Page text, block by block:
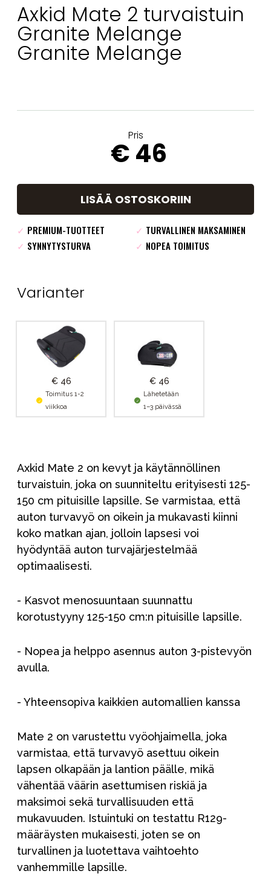
Axkid Mate 2 turvaistuin
Granite Melange
Granite Melange
Pris
€ 46
LISÄÄ OSTOSKORIIN
✓ PREMIUM-TUOTTEET ✓ TURVALLINEN MAKSAMINEN
✓ SYNNYTYSTURVA ✓ NOPEA TOIMITUS
Varianter
€ 46
Toimitus 1-2
viikkoa
€ 46
Lähetetään
1–3 päivässä
Axkid Mate 2 on kevyt ja käytännöllinen
turvaistuin, joka on suunniteltu erityisesti 125-
150 cm pituisille lapsille. Se varmistaa, että
auton turvavyö on oikein ja mukavasti kiinni
koko matkan ajan, jolloin lapsesi voi
hyödyntää auton turvajärjestelmää
optimaalisesti.
- Kasvot menosuuntaan suunnattu
korotustyyny 125-150 cm:n pituisille lapsille.
- Nopea ja helppo asennus auton 3-pistevyön
avulla.
- Yhteensopiva kaikkien automallien kanssa
Mate 2 on varustettu vyöohjaimella, joka
varmistaa, että turvavyö asettuu oikein
lapsen olkapään ja lantion päälle, mikä
vähentää väärin asettumisen riskiä ja
maksimoi sekä turvallisuuden että
mukavuuden. Istuintuki on testattu R129-
määräysten mukaisesti, joten se on
turvallinen ja luotettava vaihtoehto
vanhemmille lapsille.
Ota meihin yhteyttä osoitteessa
Myymälämme